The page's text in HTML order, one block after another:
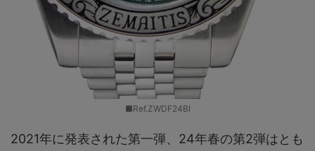
■Ref.ZWDF24BI
2021年に発表された第一弾、24年春の第2弾はとも